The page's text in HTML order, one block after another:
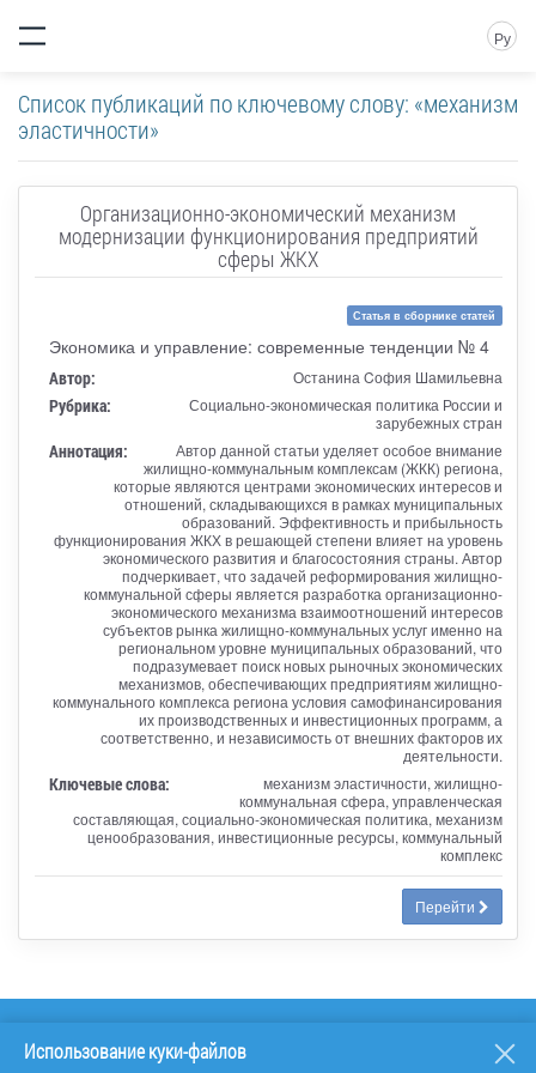
Ру
Список публикаций по ключевому слову: «механизм
эластичности»
Организационно-экономический механизм
модернизации функционирования предприятий
сферы ЖКХ
Статья в сборнике статей
Экономика и управление: современные тенденции № 4
Автор: Останина Cофия Шамильевна
Рубрика:
Социально-экономическая политика России и
зарубежных стран
Аннотация:
Автор данной статьи уделяет особое внимание
жилищно-коммунальным комплексам (ЖКК) региона,
которые являются центрами экономических интересов и
отношений, складывающихся в рамках муниципальных
образований. Эффективность и прибыльность
функционирования ЖКХ в решающей степени влияет на уровень
экономического развития и благосостояния страны. Автор
подчеркивает, что задачей реформирования жилищно-
коммунальной сферы является разработка организационно-
экономического механизма взаимоотношений интересов
субъектов рынка жилищно-коммунальных услуг именно на
региональном уровне муниципальных образований, что
подразумевает поиск новых рыночных экономических
механизмов, обеспечивающих предприятиям жилищно-
коммунального комплекса региона условия самофинансирования
их производственных и инвестиционных программ, а
соответственно, и независимость от внешних факторов их
деятельности.
Ключевые слова:
механизм эластичности, жилищно-
коммунальная сфера, управленческая
составляющая, социально-экономическая политика, механизм
ценообразования, инвестиционные ресурсы, коммунальный
комплекс
Перейти
Использование куки-файлов